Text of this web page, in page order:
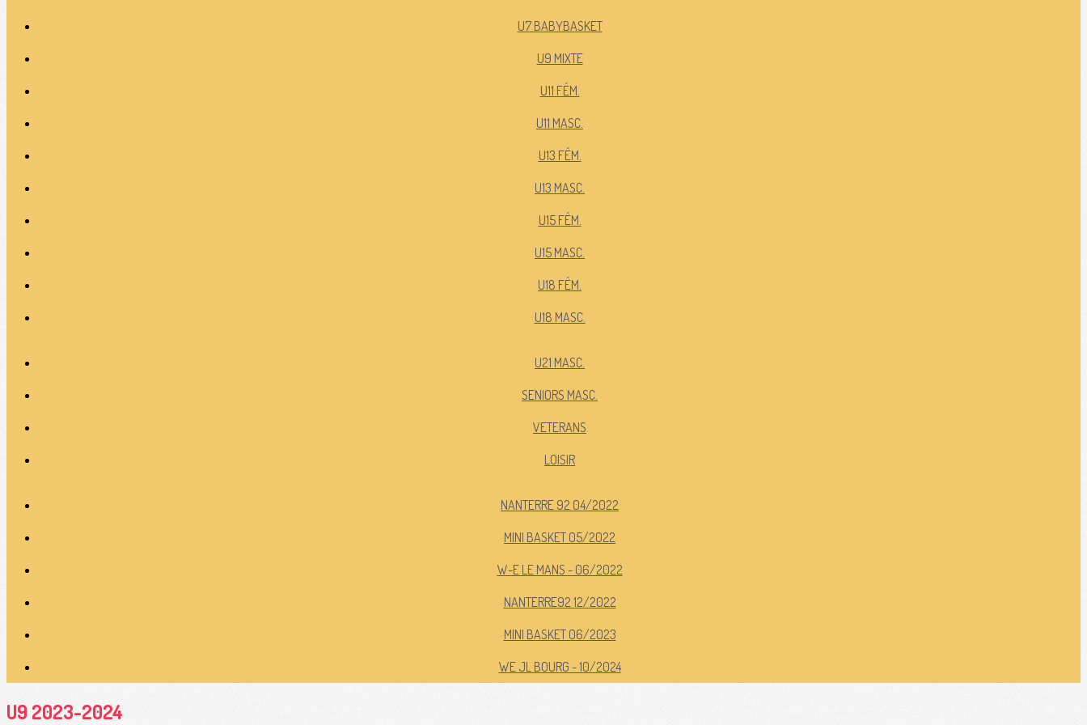
U7 BABYBASKET
U9 MIXTE
U11 FÉM.
U11 MASC.
U13 FÉM.
U13 MASC.
U15 FÉM.
U15 MASC.
U18 FÉM.
U18 MASC.
U21 MASC.
SENIORS MASC.
VETERANS
LOISIR
NANTERRE 92 04/2022
MINI BASKET 05/2022
W-E LE MANS - 06/2022
NANTERRE92 12/2022
MINI BASKET 06/2023
WE JL BOURG - 10/2024
U9 2023-2024